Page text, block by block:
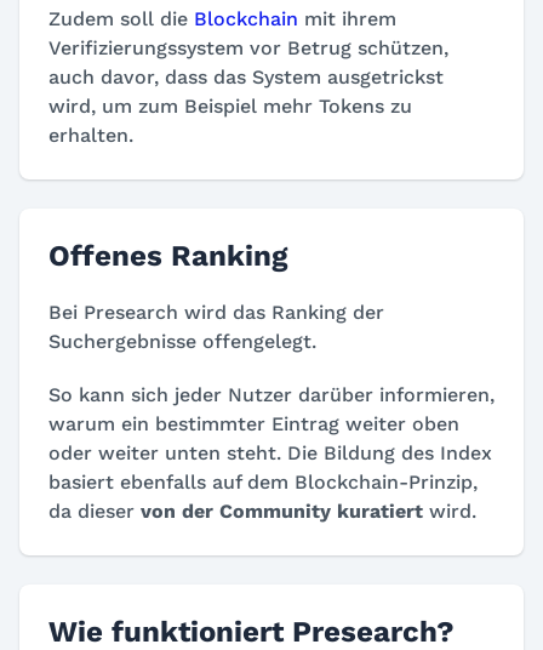
Zudem soll die Blockchain mit ihrem
Verifizierungssystem vor Betrug schützen,
auch davor, dass das System ausgetrickst
wird, um zum Beispiel mehr Tokens zu
erhalten.
Offenes Ranking
Bei Presearch wird das Ranking der
Suchergebnisse offengelegt.
So kann sich jeder Nutzer darüber informieren,
warum ein bestimmter Eintrag weiter oben
oder weiter unten steht. Die Bildung des Index
basiert ebenfalls auf dem Blockchain-Prinzip,
da dieser von der Community kuratiert wird.
Wie funktioniert Presearch?